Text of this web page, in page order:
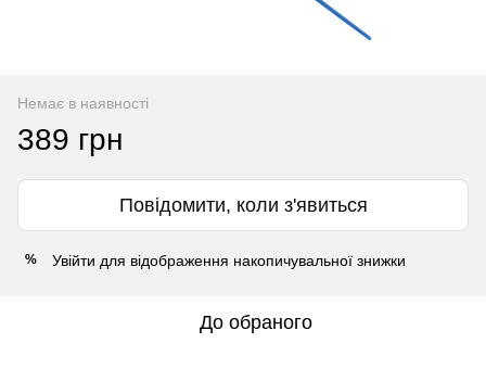
Немає в наявності
389 грн
Повідомити, коли з'явиться
% Увійти для відображення накопичувальної знижки
До обраного